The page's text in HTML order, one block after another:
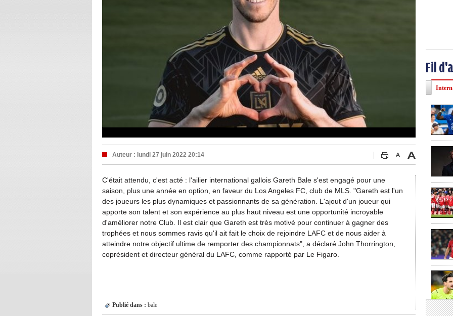
Auteur : lundi 27 juin 2022 20:14
C'était attendu, c'est acté : l'ailier international gallois Gareth Bale s'est engagé pour une
saison, plus une année en option, en faveur du Los Angeles FC, club de MLS. "Gareth est l'un
des joueurs les plus dynamiques et passionnants de sa génération. L'ajout d'un joueur qui
apporte son talent et son expérience au plus haut niveau est une opportunité incroyable
d'améliorer notre Club. Il est clair que Gareth est très motivé pour continuer à gagner des
trophées et nous sommes ravis qu'il ait fait le choix de rejoindre LAFC et de nous aider à
atteindre notre objectif ultime de remporter des championnats", a déclaré John Thorrington,
coprésident et directeur général du LAFC, comme rapporté par Le Figaro.
Publié dans : bale
Fil